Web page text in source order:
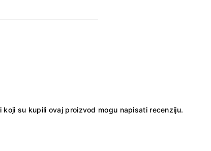
koji su kupili ovaj proizvod mogu napisati recenziju.